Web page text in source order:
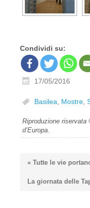
Condividi su:
17/05/2016
Basilea, Mostre,
Riproduzione riservata
d’Europa.
« Tutte le vie
La giornata delle